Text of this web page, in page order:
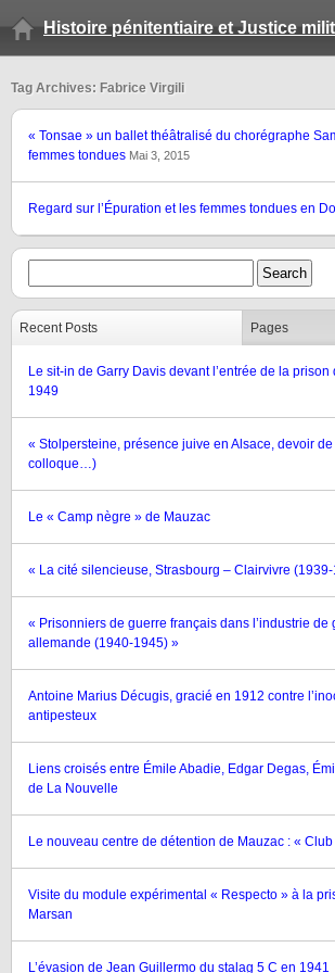
Histoire pénitentiaire et Justice
Tag Archives: Fabrice Virgili
« Tonsae » un ballet théâtralisé du chorégraphe
femmes tondues Mai 3, 2015
Regard sur l’Épuration et les femmes tondues en
Recent Posts Pages
Le sit-in de Garry Davis devant l’entrée de la
1949
« Stolpersteine, présence juive en Alsace, devoir
colloque…)
Le « Camp nègre » de Mauzac
« La cité silencieuse, Strasbourg – Clairvivre
« Prisonniers de guerre français dans l’industrie de
allemande (1940-1945) »
Antoine Marius Décugis, gracié en 1912 contre
antipesteux
Liens croisés entre Émile Abadie, Edgar Degas,
de La Nouvelle
Le nouveau centre de détention de Mauzac : «
Visite du module expérimental « Respecto » à la
Marsan
L’évasion de Jean Guillermo du stalag 5 C en 1941